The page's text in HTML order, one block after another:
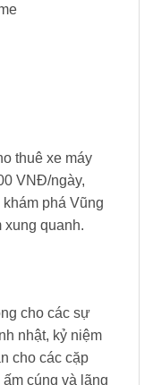
thuê xe máy
VNĐ/ngày,
phá Vũng
xung quanh.
cho các sự
nhật, kỷ niệm
cho các cặp
cúng và lãng